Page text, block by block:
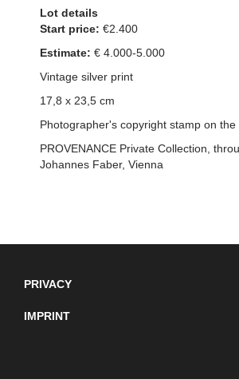
Lot details
Start price: €2.400
Estimate: € 4.000-5.000
Vintage silver print
17,8 x 23,5 cm
Photographer's copyright stamp on the
PROVENANCE Private Collection,
Johannes Faber, Vienna
PRIVACY
IMPRINT